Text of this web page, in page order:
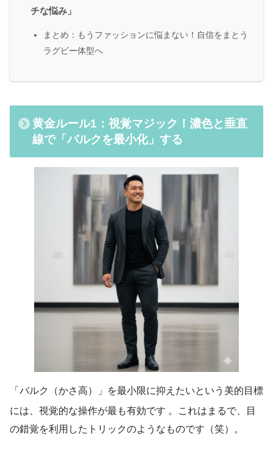
チな悩み」
まとめ：もうファッションに悩まない！自信をまとう
ラグビー体型へ
黄金ルール1：視覚マジック！濃色と垂直
線で「バルクを最小化」する
「バルク（かさ高）」を最小限に抑えたいという美的目標
には、視覚的な操作が最も有効です 。これはまるで、目
の錯覚を利用したトリックのようなものです（笑）。